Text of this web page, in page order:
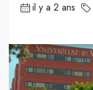
il y a 2 ans